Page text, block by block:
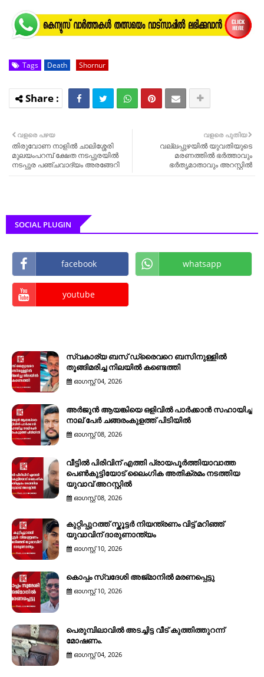
Tags Death Shornur
വളരെ പുതിയ
വല്ലപ്പുഴയിൽ യുവതിയുടെ
മരണത്തിൽ ഭർത്താവും
ഭർതൃമാതാവും അറസ്റ്റിൽ
വളരെ പഴയ
തിരുവോണ നാളിൽ ചാലിശ്ശേരി
മുലയംപറമ്പ് ക്ഷേത നടപ്പുരയിൽ
നടപ്പുര പഞ്ചവാദ്യം അരങ്ങേറി
SOCIAL PLUGIN
facebook whatsapp
youtube
സ്വകാര്യ ബസ് ഡ്രൈവറെ ബസിനുള്ളിൽ
തൂങ്ങിമരിച്ച നിലയിൽ കണ്ടെത്തി
ഓഗസ്റ്റ് 04, 2026
അർജുൻ ആയങ്കിയെ ഒളിവിൽ പാർക്കാൻ സഹായിച്ച
നാല് പേര്‍ ചങ്ങരംകുളത്ത് പിടിയില്‍
ഓഗസ്റ്റ് 08, 2026
വീട്ടിൽ പിരിവിന് എത്തി പ്രായപൂർത്തിയാവാത്ത
പെൺകുട്ടിയോട് ലൈംഗിക അതിക്രമം നടത്തിയ
യുവാവ് അറസ്റ്റിൽ
ഓഗസ്റ്റ് 08, 2026
കുറ്റിപ്പുറത്ത് സ്കൂട്ടർ നിയന്ത്രണം വിട്ട് മറിഞ്ഞ്
യുവാവിന് ദാരുണാന്ത്യം
ഓഗസ്റ്റ് 10, 2026
കൊപ്പം സ്വദേശി അജ്മാനിൽ മരണപ്പെട്ടു
ഓഗസ്റ്റ് 10, 2026
പെരുമ്പിലാവിൽ അടച്ചിട്ട വീട് കുത്തിത്തുറന്ന്
മോഷണം.
ഓഗസ്റ്റ് 04, 2026